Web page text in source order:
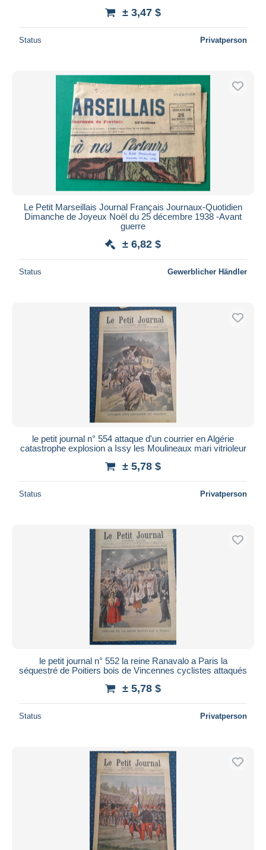
± 3,47 $
Status Privatperson
Le Petit Marseillais Journal Français Journaux-Quotidien
Dimanche de Joyeux Noël du 25 décembre 1938 -Avant
guerre
± 6,82 $
Status Gewerblicher Händler
le petit journal n° 554 attaque d'un courrier en Algérie
catastrophe explosion a Issy les Moulineaux mari vitrioleur
± 5,78 $
Status Privatperson
le petit journal n° 552 la reine Ranavalo a Paris la
séquestré de Poitiers bois de Vincennes cyclistes attaqués
± 5,78 $
Status Privatperson